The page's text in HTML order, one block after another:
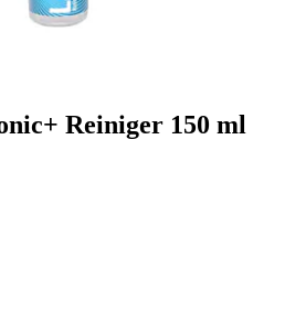
Reiniger 150 ml